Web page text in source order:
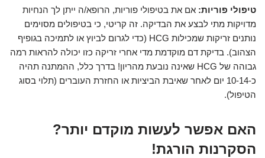
טיפולי פוריות: אם את בטיפולי פוריות, הרופא/ה ייתן לך הנחיות
מדויקות מתי לבצע את הבדיקה. זה קריטי, כי בטיפולים מסוימים
נותנים זריקות שמכילות HCG (כדי לגרום לביוץ או לתמיכה בגופיף
הצהוב). בדיקת דם מוקדמת מדי אחרי זריקה כזו יכולה להראות רמה
גבוהה של HCG שאינה נובעת מהריון! בדרך כלל, ההמתנה תהיה
כ-10-14 יום לאחר שאיבת הביציות או החזרת העוברים (תלוי בסוג
הטיפול).
האם אפשר לעשות מוקדם יותר?
הסקרנות הורגת!